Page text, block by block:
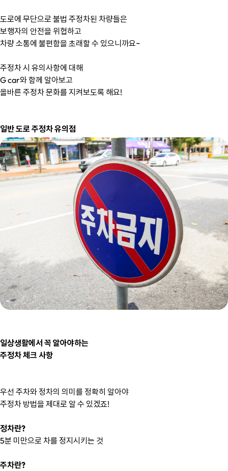
도로에 무단으로 불법 주정차된 차량들은
보행자의 안전을 위협하고
차량 소통에 불편함을 초래할 수 있으니까요~
주정차 시 유의사항에 대해
G car와 함께 알아보고
올바른 주정차 문화를 지켜보도록 해요!
일반 도로 주정차 유의점
일상생활에서 꼭 알아야하는
주정차 체크 사항
우선 주차와 정차의 의미를 정확히 알아야
주정차 방법을 제대로 알 수 있겠죠!
정차란?
5분 미만으로 차를 정지시키는 것
주차란?